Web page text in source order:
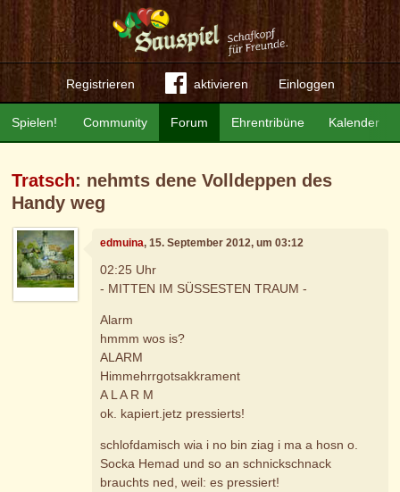
Registrieren aktivieren Einloggen
Community Forum Ehrentribüne Kalender
Spielen!
Tratsch: nehmts dene Volldeppen des
Handy weg
edmuina, 15. September 2012, um 03:12
02:25 Uhr
- MITTEN IM SÜSSESTEN TRAUM -
Alarm
hmmm wos is?
ALARM
Himmehrrgotsakkrament
A L A R M
ok. kapiert.jetz pressierts!
schlofdamisch wia i no bin ziag i ma a hosn o.
Socka Hemad und so an schnickschnack
brauchts ned, weil: es pressiert!